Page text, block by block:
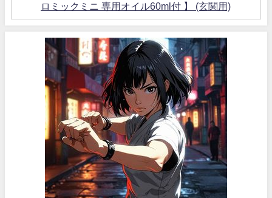
ロミックミニ 専用オイル60ml付 】 (玄関用)